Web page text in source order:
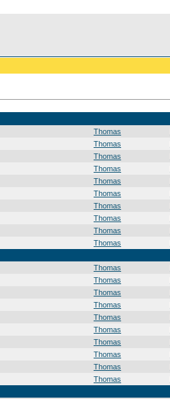
Thomas
Thomas
Thomas
Thomas
Thomas
Thomas
Thomas
Thomas
Thomas
Thomas
Thomas
Thomas
Thomas
Thomas
Thomas
Thomas
Thomas
Thomas
Thomas
Thomas